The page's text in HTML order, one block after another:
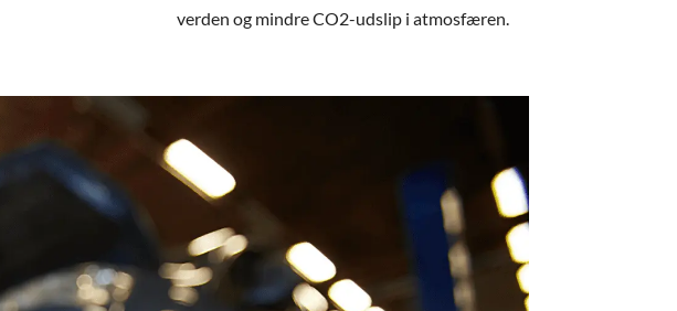
verden og mindre CO2-udslip i atmosfæren.